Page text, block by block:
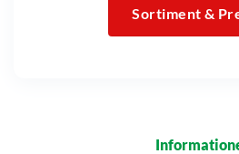
Sortiment &